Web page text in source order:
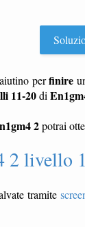
perfinire
11-20di
2potrai
2 livello
tramite